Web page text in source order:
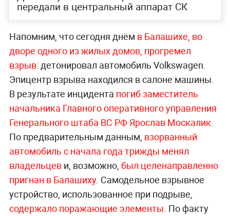
передали в центральный аппарат СК
Напомним, что сегодня днём в Балашихе, во
дворе одного из жилых домов, прогремел
взрыв: детонировал автомобиль Volkswagen.
Эпицентр взрыва находился в салоне машины.
В результате инцидента погиб заместитель
начальника Главного оперативного управления
Генерального штаба ВС РФ Ярослав Москалик.
По предварительным данным, взорванный
автомобиль с начала года трижды менял
владельцеви, возможно, был целенаправленно
пригнан в Балашиху. Самодельное взрывное
устройство, использованное при подрыве,
содержало поражающие элементы. По факту